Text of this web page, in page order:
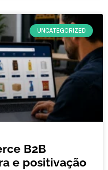
UNCATEGORIZED
B2B
e positivação